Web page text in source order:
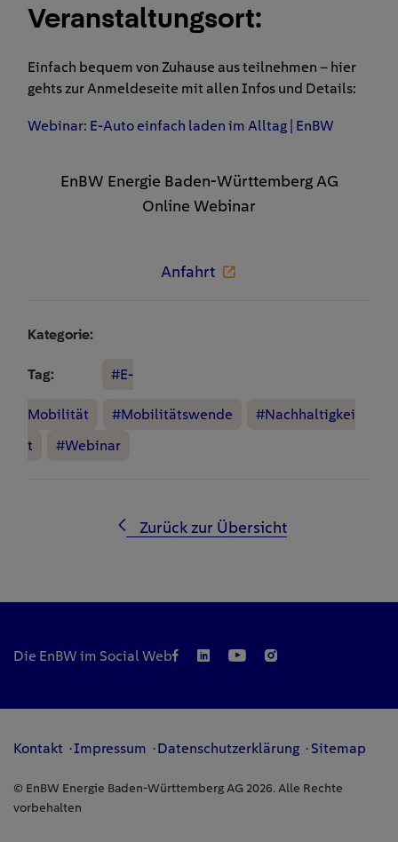
Veranstaltungsort:
Einfach bequem von Zuhause aus teilnehmen – hier
gehts zur Anmeldeseite mit allen Infos und Details:
Webinar: E-Auto einfach laden im Alltag | EnBW
EnBW Energie Baden-Württemberg AG
Online Webinar
Anfahrt
Kategorie:
Tag: #E-
Mobilität #Mobilitätswende
#Nachhaltigkei
t
#Webinar
Zurück zur Übersicht
Die EnBW im Social Web
Kontakt Impressum Datenschutzerklärung Sitemap
© EnBW Energie Baden-Württemberg AG 2026. Alle Rechte
vorbehalten